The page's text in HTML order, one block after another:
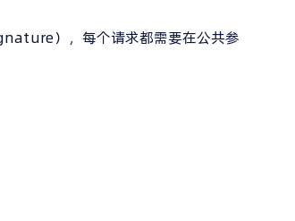
），每个请求都需要在公共参